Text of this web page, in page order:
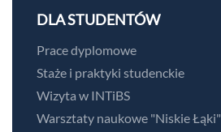
DLA STUDENTÓW
Prace dyplomowe
Staże i praktyki studenckie
Wizyta w INTiBS
Warsztaty naukowe "Niskie Łąki"